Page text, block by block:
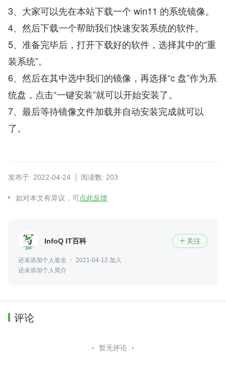
3、大家可以先在本站下载一个 win11 的系统镜像。
4、然后下载一个帮助我们快速安装系统的软件。
5、准备完毕后，打开下载好的软件，选择其中的“重
装系统”。
6、然后在其中选中我们的镜像，再选择“c 盘”作为系
统盘，点击“一键安装”就可以开始安装了。
7、最后等待镜像文件加载并自动安装完成就可以
了。
发布于: 2022-04-24 阅读数: 203
如对本文有异议，可点此反馈
InfoQ IT百科  关注
还未添加个人签名
2021-04-12 加入
还未添加个人简介
评论
暂无评论